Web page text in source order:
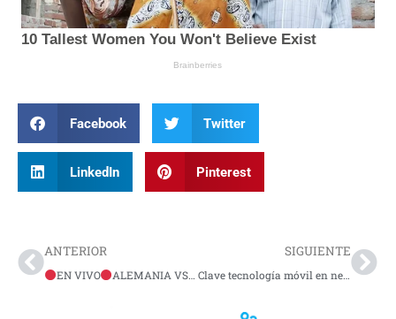
Facebook Twitter
LinkedIn Pinterest
ANTERIOR
EN VIVO ALEMANIA VS SUIZA
SIGUIENTE
Clave tecnología móvil en neobancos para diferenciarse